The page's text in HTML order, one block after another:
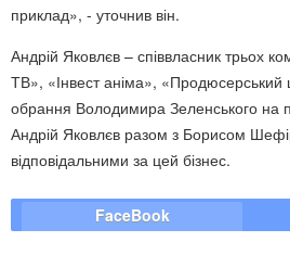
приклад», - уточнив він.
Андрій Яковлєв – співвласник трьох
ТВ», «Інвест аніма», «Продюсерський
обрання Володимира Зеленського на
Андрій Яковлєв разом з Борисом
відповідальними за цей бізнес.
FaceBook